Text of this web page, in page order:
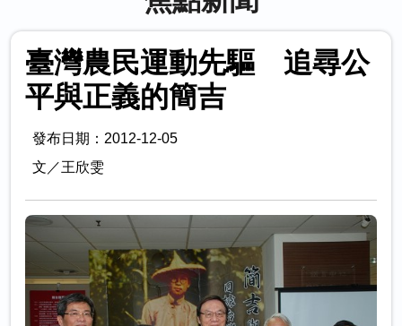
臺灣農民運動先驅 追尋公
平與正義的簡吉
發布日期：2012-12-05
文／王欣雯